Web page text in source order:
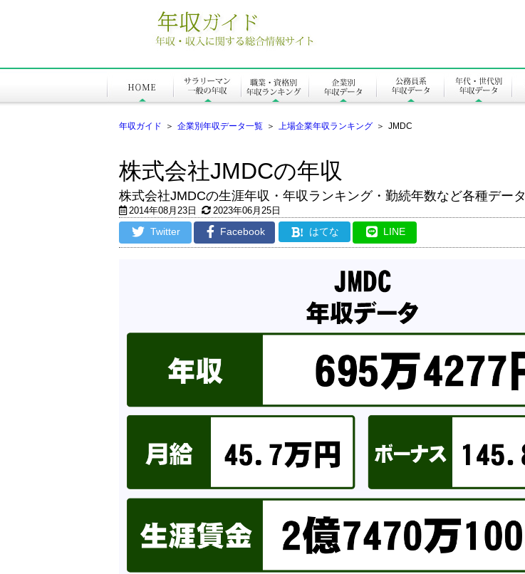
年収ガイド ＞ 企業別年収データ一覧 ＞ 上場企業年収ランキング ＞ JMDC
株式会社JMDCの年収
株式会社JMDCの生涯年収・年収ランキング・勤続年数など各種データ
2014年08月23日 2023年06月25日
Twitter Facebook ! はてな LINE